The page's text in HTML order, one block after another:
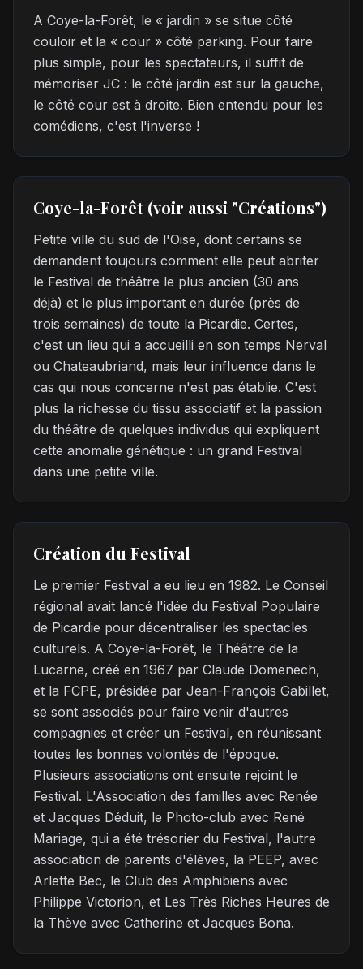
A Coye-la-Forêt, le « jardin » se situe côté
couloir et la « cour » côté parking. Pour faire
plus simple, pour les spectateurs, il suffit de
mémoriser JC : le côté jardin est sur la gauche,
le côté cour est à droite. Bien entendu pour les
comédiens, c'est l'inverse !
Coye-la-Forêt (voir aussi "Créations")
Petite ville du sud de l'Oise, dont certains se
demandent toujours comment elle peut abriter
le Festival de théâtre le plus ancien (30 ans
déjà) et le plus important en durée (près de
trois semaines) de toute la Picardie. Certes,
c'est un lieu qui a accueilli en son temps Nerval
ou Chateaubriand, mais leur influence dans le
cas qui nous concerne n'est pas établie. C'est
plus la richesse du tissu associatif et la passion
du théâtre de quelques individus qui expliquent
cette anomalie génétique : un grand Festival
dans une petite ville.
Création du Festival
Le premier Festival a eu lieu en 1982. Le Conseil
régional avait lancé l'idée du Festival Populaire
de Picardie pour décentraliser les spectacles
culturels. A Coye-la-Forêt, le Théâtre de la
Lucarne, créé en 1967 par Claude Domenech,
et la FCPE, présidée par Jean-François Gabillet,
se sont associés pour faire venir d'autres
compagnies et créer un Festival, en réunissant
toutes les bonnes volontés de l'époque.
Plusieurs associations ont ensuite rejoint le
Festival. L'Association des familles avec Renée
et Jacques Déduit, le Photo-club avec René
Mariage, qui a été trésorier du Festival, l'autre
association de parents d'élèves, la PEEP, avec
Arlette Bec, le Club des Amphibiens avec
Philippe Victorion, et Les Très Riches Heures de
la Thève avec Catherine et Jacques Bona.